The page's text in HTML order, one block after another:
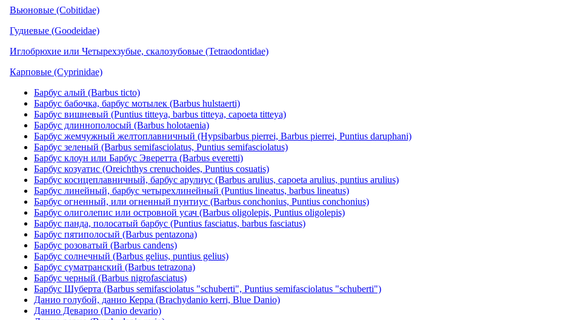
Вьюновые (Cobitidae)
Гудиевые (Goodeidae)
Иглобрюхие или Четырехзубые, скалозубовые (Tetraodontidae)
Карповые (Cyprinidae)
Барбус алый (Barbus ticto)
Барбус бабочка, барбус мотылек (Barbus hulstaerti)
Барбус вишневый (Puntius titteya, barbus titteya, capoeta titteya)
Барбус длиннополосый (Barbus holotaenia)
Барбус жемчужный желтоплавничный (Hypsibarbus pierrei, Barbus pierrei, Puntius daruphani)
Барбус зеленый (Barbus semifasciolatus, Puntius semifasciolatus)
Барбус клоун или Барбус Эверетта (Barbus everetti)
Барбус козуатис (Oreichthys crenuchoides, Puntius cosuatis)
Барбус косицеплавничный, барбус арулиус (Barbus arulius, сapoeta arulius, puntius arulius)
Барбус линейный, барбус четырехлинейный (Puntius lineatus, barbus lineatus)
Барбус огненный, или огненный пунтиус (Barbus conchonius, Puntius conchonius)
Барбус олиголепис или островной усач (Barbus oligolepis, Puntius oligolepis)
Барбус панда, полосатый барбус (Puntius fasciatus, barbus fasciatus)
Барбус пятиполосый (Barbus pentazona)
Барбус розоватый (Barbus candens)
Барбус солнечный (Barbus gelius, puntius gelius)
Барбус суматранский (Barbus tetrazona)
Барбус черный (Barbus nigrofasciatus)
Барбус Шуберта (Barbus semifasciolatus "schuberti", Puntius semifasciolatus "schuberti")
Данио голубой, данио Керра (Brachydanio kerri, Blue Danio)
Данио Деварио (Danio devario)